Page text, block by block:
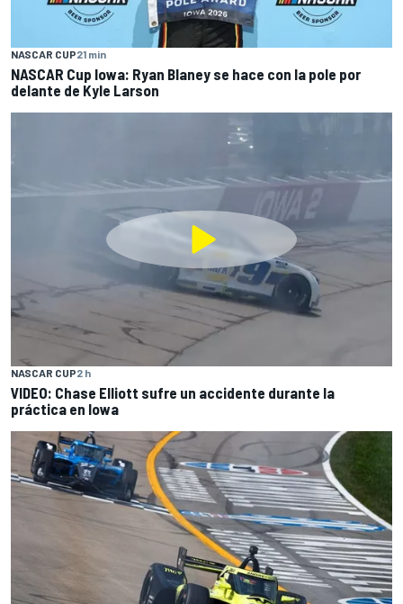
NASCAR CUP21 min
NASCAR Cup Iowa: Ryan Blaney se hace con la pole por
delante de Kyle Larson
NASCAR CUP2 h
VIDEO: Chase Elliott sufre un accidente durante la
práctica en Iowa